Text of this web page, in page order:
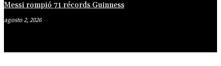
Messi rompió 71 récords Guinness
agosto 2, 2026